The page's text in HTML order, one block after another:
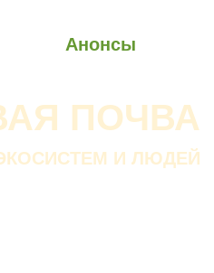
Анонсы
ПОЧВА
И ЛЮДЕЙ